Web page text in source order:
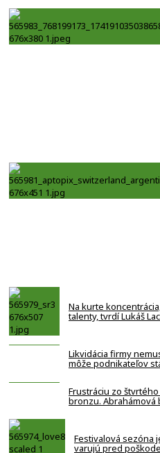
Na kurte
talenty, tvrdí Lukáš
Likvidácia firmy
môže podnikateľov
Frustráciu zo
bronzu. Abrahámová
Festivalová sezóna
varujú pred